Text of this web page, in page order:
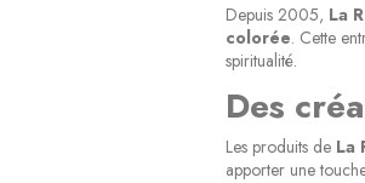
Depuis 2005, La
colorée. Cette
spiritualité.
Des
Les produits de La
apporter une